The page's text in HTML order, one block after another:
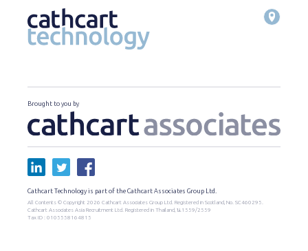
Brought to you by
Cathcart Technology is part of the Cathcart Associates Group Ltd.
All Contents © Copyright 2026 Cathcart Associates Group Ltd. Registered in Scotland, No. SC460295.
Cathcart Associates Asia Recruitment Ltd. Registered in Thailand, น.1559/2559
Tax ID : 0105558164815